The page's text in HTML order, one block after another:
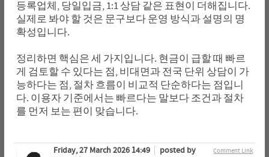
등록업체, 당일입금, 1:1 상담 같은 표현이 더해집니다.
실제로 봐야 할 것은 문구보다 운영 방식과 설명의 명
확성입니다.
정리하면 핵심은 세 가지입니다. 현금이 급할 때 빠르
게 검토할 수 있다는 점, 비대면과 전국 단위 상담이 가
능하다는 점, 절차 흐름이 비교적 단순하다는 점입니
다. 이용자 기준에서는 빠르다는 말보다 조건과 절차
를 먼저 보는 편이 맞습니다.
Comment Link
Friday, 27 March 2026 14:49
posted by